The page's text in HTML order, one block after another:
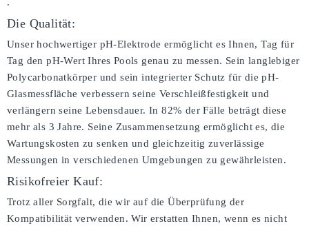
Die Qualität:
Unser hochwertiger pH-Elektrode ermöglicht es Ihnen, Tag für
Tag den pH-Wert Ihres Pools genau zu messen. Sein langlebiger
Polycarbonatkörper und sein integrierter Schutz für die pH-
Glasmessfläche verbessern seine Verschleißfestigkeit und
verlängern seine Lebensdauer. In 82% der Fälle beträgt diese
mehr als 3 Jahre. Seine Zusammensetzung ermöglicht es, die
Wartungskosten zu senken und gleichzeitig zuverlässige
Messungen in verschiedenen Umgebungen zu gewährleisten.
Risikofreier Kauf:
Trotz aller Sorgfalt, die wir auf die Überprüfung der
Kompatibilität verwenden. Wir erstatten Ihnen, wenn es nicht